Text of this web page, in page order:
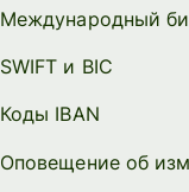
Международный
SWIFT и BIC
Коды IBAN
Оповещение об